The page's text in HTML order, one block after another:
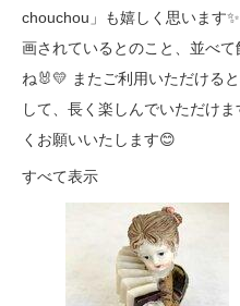
chouchou」も嬉しく思います
画されているとのこと、並べ
ね🐰💛 またご利用いただける
して、長く楽しんでいただけ
くお願いいたします😊
すべて表示